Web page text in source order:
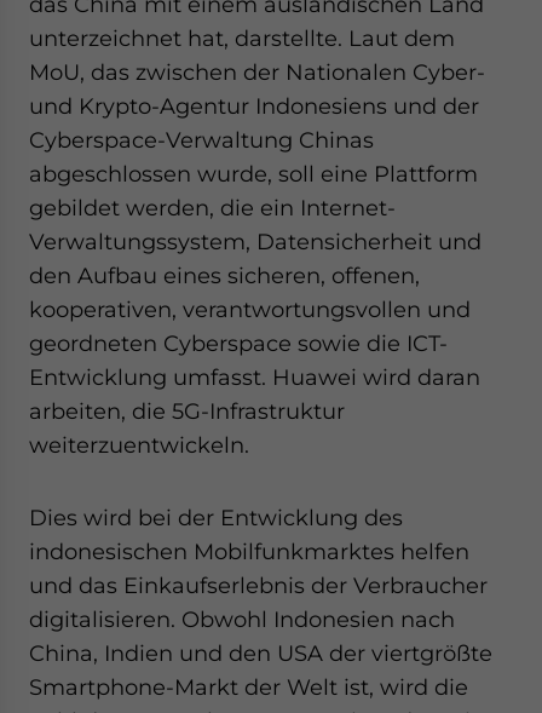
unterzeichnet hat, darstellte. Laut dem
MoU, das zwischen der Nationalen Cyber-
und Krypto-Agentur Indonesiens und der
Cyberspace-Verwaltung Chinas
abgeschlossen wurde, soll eine Plattform
gebildet werden, die ein Internet-
Verwaltungssystem, Datensicherheit und
den Aufbau eines sicheren, offenen,
kooperativen, verantwortungsvollen und
geordneten Cyberspace sowie die ICT-
Entwicklung umfasst. Huawei wird daran
arbeiten, die 5G-Infrastruktur
weiterzuentwickeln.
Dies wird bei der Entwicklung des
indonesischen Mobilfunkmarktes helfen
und das Einkaufserlebnis der Verbraucher
digitalisieren. Obwohl Indonesien nach
China, Indien und den USA der viertgrößte
Smartphone-Markt der Welt ist, wird die